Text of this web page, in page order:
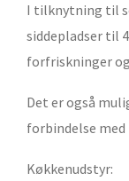
I tilknytning til
siddepladser til
forfriskninger
Det er også
forbindelse med
Køkkenudstyr: